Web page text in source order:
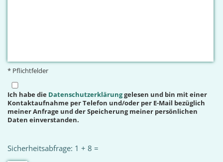
* Pflichtfelder
Ich habe die Datenschutzerklärunggelesen und bin mit einer
Kontaktaufnahme per Telefon und/oder per E-Mail bezüglich
meiner Anfrage und der Speicherung meiner persönlichen
Daten einverstanden.
Sicherheitsabfrage: 1 + 8 =